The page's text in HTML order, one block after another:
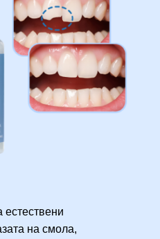
естествени
на смола,